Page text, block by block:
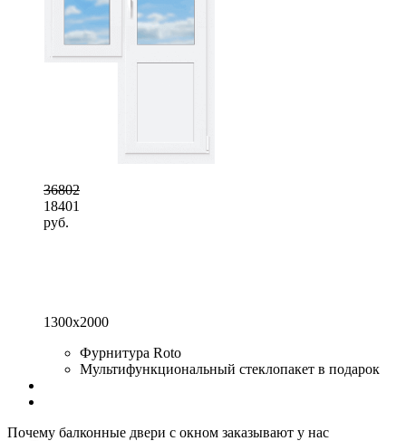
36802
18401
руб.
1300x2000
Фурнитура Roto
Мультифункциональный стеклопакет в подарок
Почему балконные двери с окном заказывают у нас